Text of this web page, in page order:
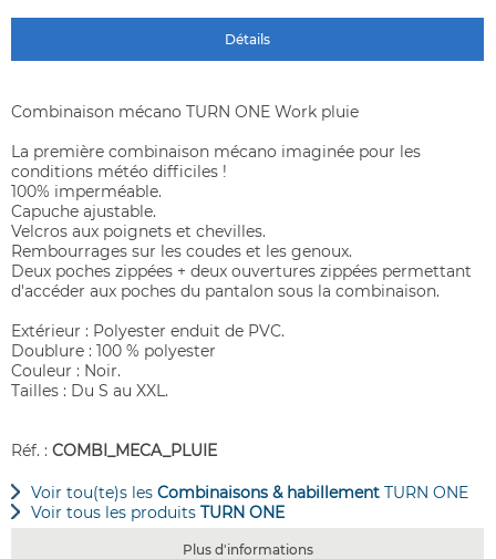
Détails
Combinaison mécano TURN ONE Work pluie
La première combinaison mécano imaginée pour les
conditions météo difficiles !
100% imperméable.
Capuche ajustable.
Velcros aux poignets et chevilles.
Rembourrages sur les coudes et les genoux.
Deux poches zippées + deux ouvertures zippées permettant
d'accéder aux poches du pantalon sous la combinaison.
Extérieur : Polyester enduit de PVC.
Doublure : 100 % polyester
Couleur : Noir.
Tailles : Du S au XXL.
Réf. : COMBI_MECA_PLUIE
Voir tou(te)s les Combinaisons & habillement TURN ONE
Voir tous les produits TURN ONE
Plus d'informations